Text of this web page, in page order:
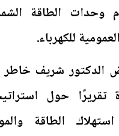
وحدات الطاقة
للكهرباء.
الدكتور شريف
تقريرًا حول
الطاقة